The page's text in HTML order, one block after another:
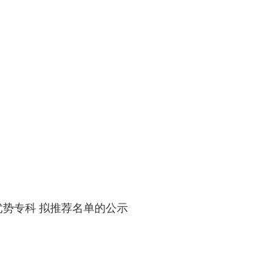
专科 拟推荐名单的公示